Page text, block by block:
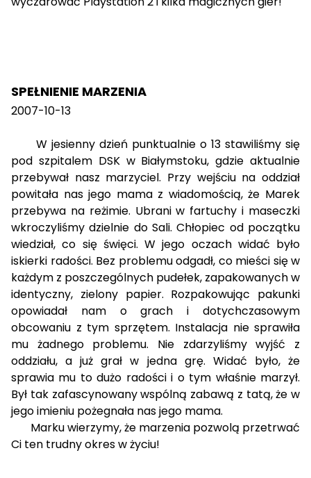
SPEŁNIENIE MARZENIA
2007-10-13
W jesienny dzień punktualnie o 13 stawiliśmy się
pod szpitalem DSK w Białymstoku, gdzie aktualnie
przebywał nasz marzyciel. Przy wejściu na oddział
powitała nas jego mama z wiadomością, że Marek
przebywa na reżimie. Ubrani w fartuchy i maseczki
wkroczyliśmy dzielnie do Sali. Chłopiec od początku
wiedział, co się święci. W jego oczach widać było
iskierki radości. Bez problemu odgadł, co mieści się w
każdym z poszczególnych pudełek, zapakowanych w
identyczny, zielony papier. Rozpakowując pakunki
opowiadał nam o grach i dotychczasowym
obcowaniu z tym sprzętem. Instalacja nie sprawiła
mu żadnego problemu. Nie zdarzyliśmy wyjść z
oddziału, a już grał w jedna grę. Widać było, że
sprawia mu to dużo radości i o tym właśnie marzył.
Był tak zafascynowany wspólną zabawą z tatą, że w
jego imieniu pożegnała nas jego mama.
Marku wierzymy, że marzenia pozwolą przetrwać
Ci ten trudny okres w życiu!